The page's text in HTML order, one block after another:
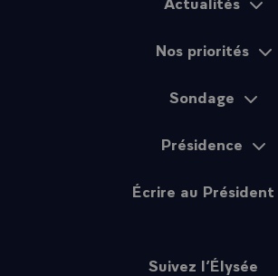
Nos priorités
Sondage
Présidence
Écrire au Président
Suivez l’Élysée